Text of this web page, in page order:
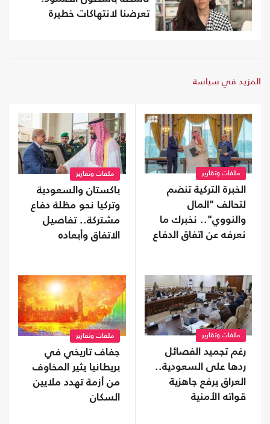
تعرضنا لانتهاكات خطيرة
المزيد في سياسة
ملفات وتقارير
الخبرة التركية تنضم
لتحالف "المال
والنووي".. نخبرك ما
نعرفه عن اتفاق الدفاع
ملفات وتقارير
باكستان والسعودية
وتركيا نحو مظلة دفاع
مشتركة.. تفاصيل
الاتفاق وأبعاده
ملفات وتقارير
رغم تجميد الفصائل
ردها على السعودية..
العراق يرفع جاهزية
قواته الأمنية
ملفات وتقارير
جفاف تاريخي في
بريطانيا يثير المخاوف
من أزمة تهدد ملايين
السكان